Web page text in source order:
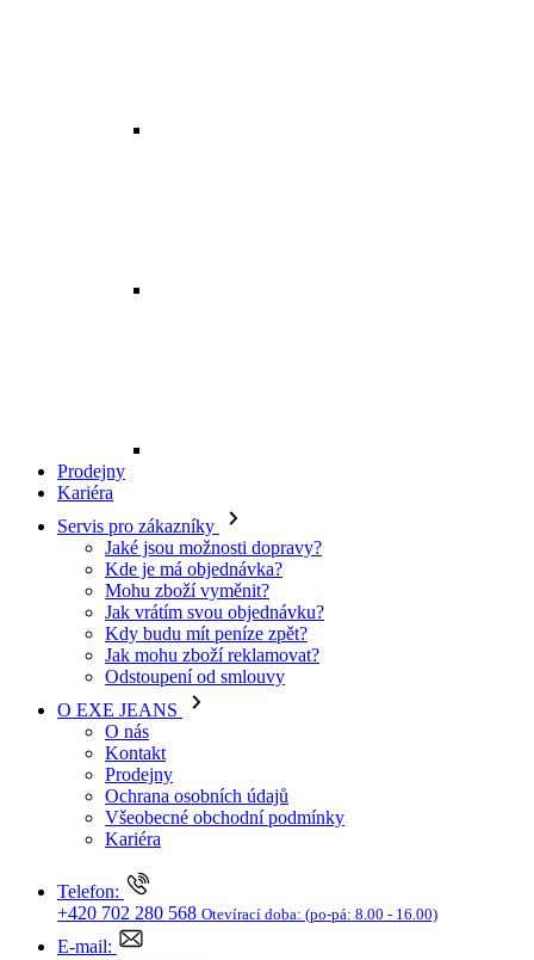
Mohu zboží vyměnit?
Jak vrátím svou objednávku?
Kdy budu mít peníze zpět?
Jak mohu zboží reklamovat?
Odstoupení od smlouvy
O EXE JEANS
O nás
Kontakt
Prodejny
Ochrana osobních údajů
Všeobecné obchodní podmínky
Kariéra
Telefon:
+420 702 280 568
E-mail:
eshop@exejeans.cz
Pro ženy